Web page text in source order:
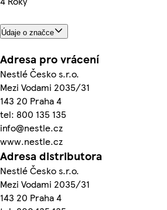
Údaje o značce
Adresa pro vrácení
Nestlé Česko s.r.o.
Mezi Vodami 2035/31
143 20 Praha 4
tel: 800 135 135
info@nestle.cz
www.nestle.cz
Adresa distributora
Nestlé Česko s.r.o.
Mezi Vodami 2035/31
143 20 Praha 4